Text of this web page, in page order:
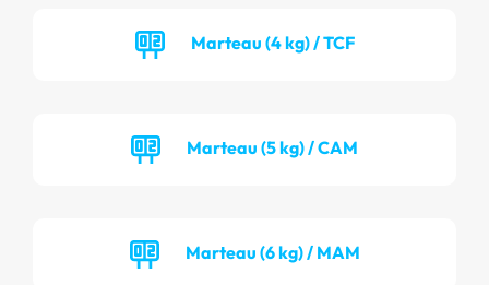
Marteau (4 kg) / TCF
Marteau (5 kg) / CAM
Marteau (6 kg) / MAM